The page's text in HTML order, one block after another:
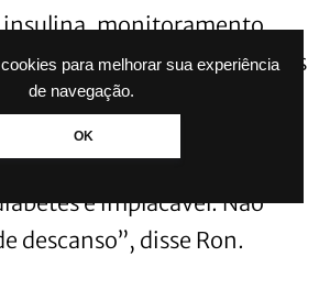
para melhorar sua experiência
de navegação.
OK
insulina, monitoramento
alimentar e atenção aos
fazem parte da rotina diária
com a doença.
é implacável. Não
descanso”, disse Ron.